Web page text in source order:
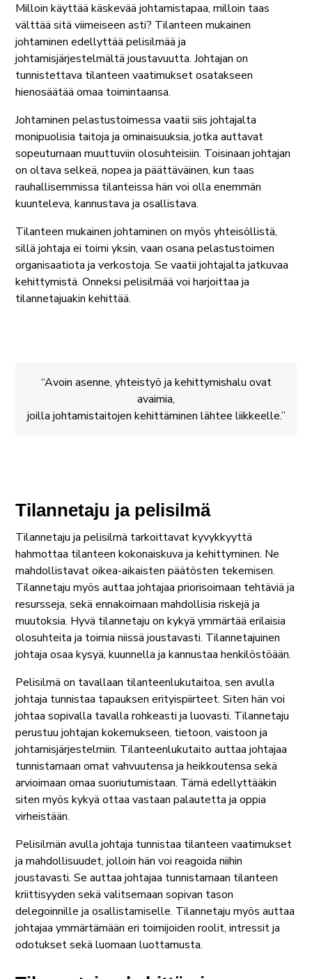
Milloin käyttää käskevää johtamistapaa, milloin taas
välttää sitä viimeiseen asti? Tilanteen mukainen
johtaminen edellyttää pelisilmää ja
johtamisjärjestelmältä joustavuutta. Johtajan on
tunnistettava tilanteen vaatimukset osatakseen
hienosäätää omaa toimintaansa.
Johtaminen pelastustoimessa vaatii siis johtajalta
monipuolisia taitoja ja ominaisuuksia, jotka auttavat
sopeutumaan muuttuviin olosuhteisiin. Toisinaan johtajan
on oltava selkeä, nopea ja päättäväinen, kun taas
rauhallisemmissa tilanteissa hän voi olla enemmän
kuunteleva, kannustava ja osallistava.
Tilanteen mukainen johtaminen on myös yhteisöllistä,
sillä johtaja ei toimi yksin, vaan osana pelastustoimen
organisaatiota ja verkostoja. Se vaatii johtajalta jatkuvaa
kehittymistä. Onneksi pelisilmää voi harjoittaa ja
tilannetajuakin kehittää.
Avoin asenne, yhteistyö ja kehittymishalu ovat
avaimia,
joilla johtamistaitojen kehittäminen lähtee liikkeelle.
Tilannetaju ja pelisilmä
Tilannetaju ja pelisilmä tarkoittavat kyvykkyyttä
hahmottaa tilanteen kokonaiskuva ja kehittyminen. Ne
mahdollistavat oikea-aikaisten päätösten tekemisen.
Tilannetaju myös auttaa johtajaa priorisoimaan tehtäviä ja
resursseja, sekä ennakoimaan mahdollisia riskejä ja
muutoksia. Hyvä tilannetaju on kykyä ymmärtää erilaisia
olosuhteita ja toimia niissä joustavasti. Tilannetajuinen
johtaja osaa kysyä, kuunnella ja kannustaa henkilöstöään.
Pelisilmä on tavallaan tilanteenlukutaitoa, sen avulla
johtaja tunnistaa tapauksen erityispiirteet. Siten hän voi
johtaa sopivalla tavalla rohkeasti ja luovasti. Tilannetaju
perustuu johtajan kokemukseen, tietoon, vaistoon ja
johtamisjärjestelmiin. Tilanteenlukutaito auttaa johtajaa
tunnistamaan omat vahvuutensa ja heikkoutensa sekä
arvioimaan omaa suoriutumistaan. Tämä edellyttääkin
siten myös kykyä ottaa vastaan palautetta ja oppia
virheistään.
Pelisilmän avulla johtaja tunnistaa tilanteen vaatimukset
ja mahdollisuudet, jolloin hän voi reagoida niihin
joustavasti. Se auttaa johtajaa tunnistamaan tilanteen
kriittisyyden sekä valitsemaan sopivan tason
delegoinnille ja osallistamiselle. Tilannetaju myös auttaa
johtajaa ymmärtämään eri toimijoiden roolit, intressit ja
odotukset sekä luomaan luottamusta.